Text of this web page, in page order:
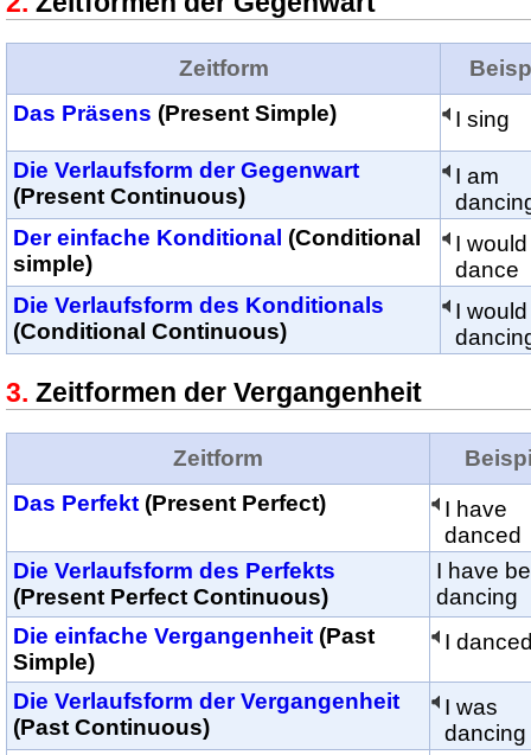
Zeitform
Das Präsens (Present Simple) I sing
Die Verlaufsform der Gegenwart
(Present Continuous)
I am
Der einfache Konditional (Conditional
simple)
I would
dance
Die Verlaufsform des Konditionals
(Conditional Continuous)
I
Zeitformen der Vergangenheit
Zeitform
Das Perfekt (Present Perfect)
I have
danced
Die Verlaufsform des Perfekts
(Present Perfect Continuous)
I have
dancing
Die einfache Vergangenheit (Past
Simple)
I danced
Die Verlaufsform der Vergangenheit
(Past Continuous)
I was
dancing